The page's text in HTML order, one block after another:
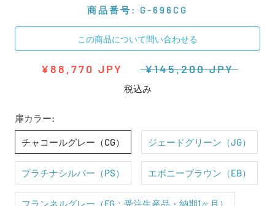
商品番号: G-696CG
この商品について問い合わせる
¥88,770 JPY ¥145,200 JPY
税込み
扉カラー:
チャコールグレー（CG） ジェードグリーン（JG）
プラチナシルバー（PS） エボニーブラウン（EB）
フランネルグレー（FG：受注生産品・納期1ヶ月）